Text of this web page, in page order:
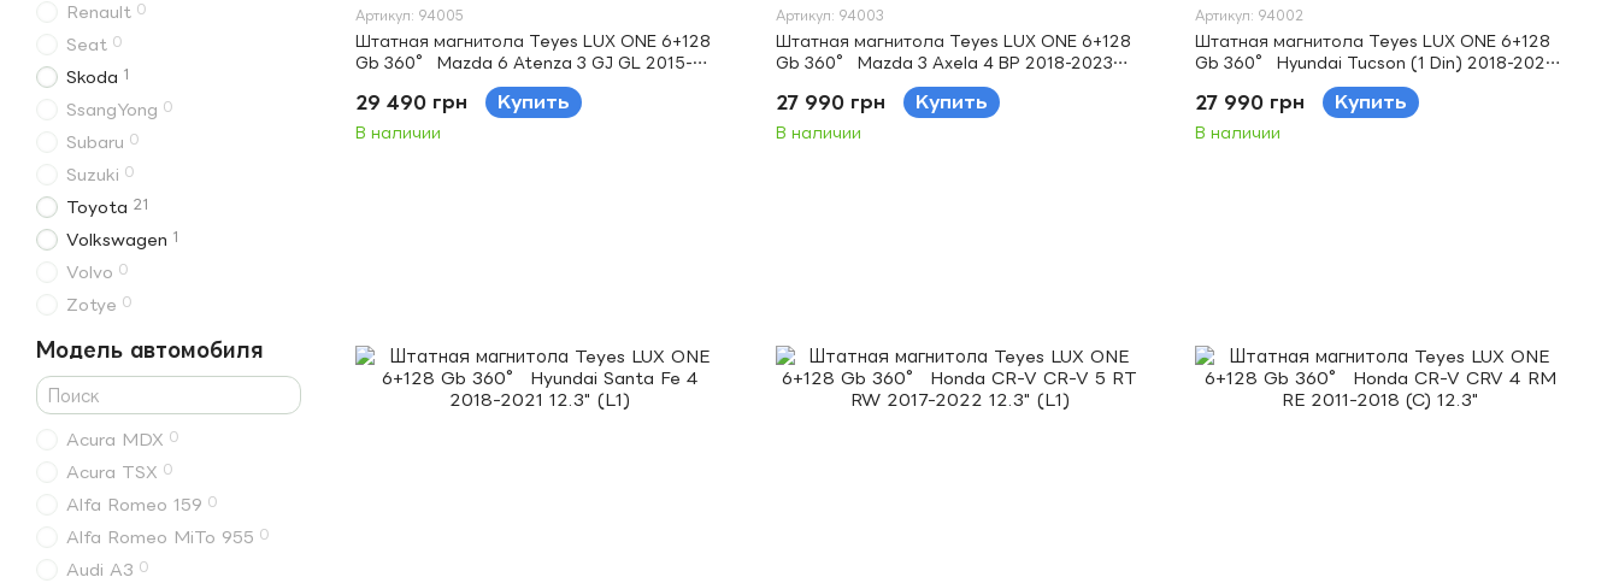
Артикул: 94005
Штатная магнитола Teyes LUX ONE 6+128
Gb 360° Mazda 6 Atenza 3 GJ GL 2015-
29 490 грн Купить
В наличии
Артикул: 94003
Штатная магнитола Teyes LUX ONE 6+128
Gb 360° Mazda 3 Axela 4 BP 2018-2023
27 990 грн Купить
В наличии
Артикул: 94002
Штатная магнитола Teyes LUX ONE 6+128
Gb 360° Hyundai Tucson (1 Din) 2018-2021
27 990 грн Купить
В наличии
Renault 0
Seat 0
Skoda 1
SsangYong 0
Subaru 0
Suzuki 0
Toyota 21
Volkswagen 1
Volvo 0
Zotye 0
Модель автомобиля
Acura MDX 0
Acura TSX 0
Alfa Romeo 159 0
Alfa Romeo MiTo 955 0
Audi A3 0